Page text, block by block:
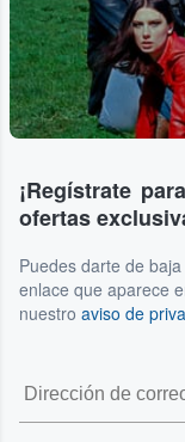
¡Regístrate
ofertas
Puedes darte de
enlace que aparece
nuestro aviso de